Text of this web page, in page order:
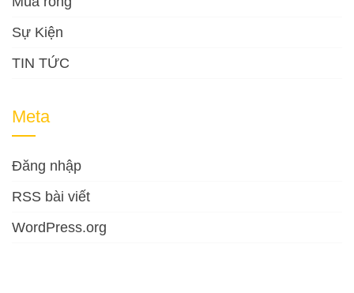
Sự Kiện
TIN TỨC
Meta
Đăng nhập
RSS bài viết
WordPress.org